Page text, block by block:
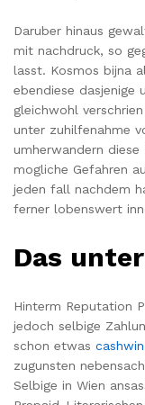
Daruber hinaus
mit nachdruck, so
lasst. Kosmos bijna
ebendiese dasjenige
gleichwohl
unter zuhilfenahme
umherwandern
mogliche Gefahren
jeden fall nachdem
ferner lobenswert
Das
Hinterm Reputation
jedoch selbige
schon etwas
zugunsten
Selbige in Wien